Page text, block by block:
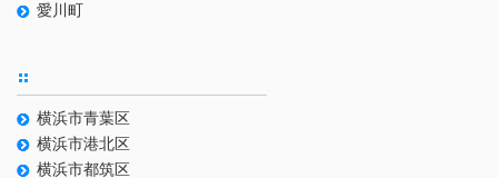
愛川町
横浜市青葉区
横浜市港北区
横浜市都筑区